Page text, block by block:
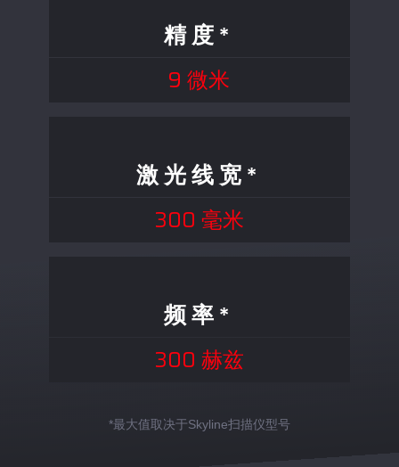
精度*
9 微米
激光线宽*
300 毫米
频率*
300 赫兹
*最大值取决于Skyline扫描仪型号